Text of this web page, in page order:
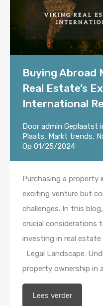
Buying Abroad
Real Estate’s
International
Door admin Geplaatst
Plaats, Markt trends,
Op 01/25/2024
Purchasing a property
exciting venture but
challenges. In this
crucial considerations
investing in real
Legal Landscape:
property ownership in
Lees verder